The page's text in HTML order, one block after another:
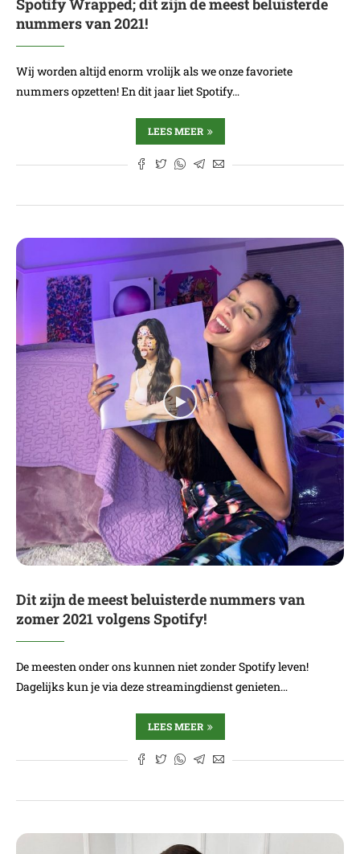
Spotify Wrapped; dit zijn de meest beluisterde
nummers van 2021!
Wij worden altijd enorm vrolijk als we onze favoriete
nummers opzetten! En dit jaar liet Spotify…
LEES MEER
Dit zijn de meest beluisterde nummers van
zomer 2021 volgens Spotify!
De meesten onder ons kunnen niet zonder Spotify leven!
Dagelijks kun je via deze streamingdienst genieten…
LEES MEER